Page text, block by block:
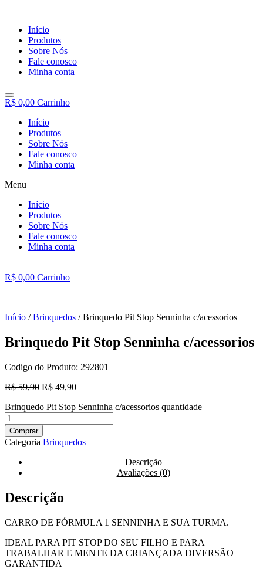
Início
Produtos
Sobre Nós
Fale conosco
Minha conta
R$ 0,00 Carrinho
Início
Produtos
Sobre Nós
Fale conosco
Minha conta
Menu
Início
Produtos
Sobre Nós
Fale conosco
Minha conta
R$ 0,00 Carrinho
Início /Brinquedos / Brinquedo Pit Stop Senninha c/acessorios
Brinquedo Pit Stop Senninha c/acessorios
Codigo do Produto: 292801
R$59,90 R$ 49,90
Brinquedo Pit Stop Senninha c/acessorios quantidade
Comprar
Categoria Brinquedos
Descrição
Avaliações (0)
Descrição
CARRO DE FÓRMULA 1 SENNINHA E SUA TURMA.
IDEAL PARA PIT STOP DO SEU FILHO E PARA
TRABALHAR E MENTE DA CRIANÇADA DIVERSÃO
GARANTIDA